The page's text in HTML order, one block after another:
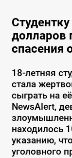
долларов
спасения
18-летняя
стала
сыграть на
NewsAlert,
находилось
указанию,
уголовного